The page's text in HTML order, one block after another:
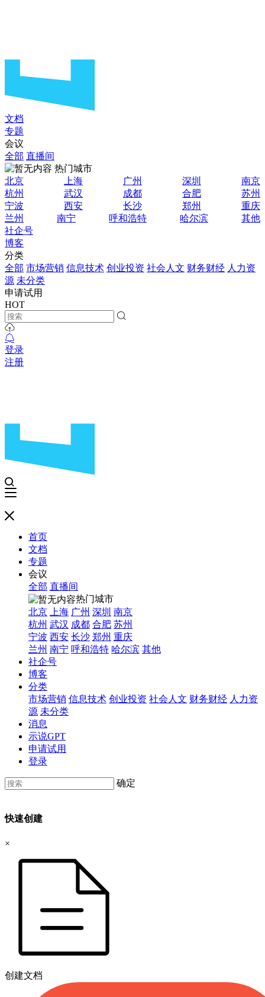
文档
专题
会议
全部 直播间
热门城市
北京
上海 广州 深圳
南京
杭州
武汉 成都 合肥
苏州
宁波
西安 长沙 郑州
重庆
兰州
南宁 呼和浩特 哈尔滨
其他
社企号
博客
分类
全部 市场营销 信息技术 创业投资 社会人文 财务财经 人力资
源 未分类
申请试用
HOT
登录
注册
首页
文档
专题
会议
全部 直播间
热门城市
北京
上海 广州 深圳 南京
杭州 武汉 成都 合肥 苏州
宁波 西安 长沙 郑州 重庆
兰州 南宁 呼和浩特 哈尔滨 其他
社企号
博客
分类
市场营销 信息技术 创业投资 社会人文 财务财经 人力资
源 未分类
消息
示说GPT
申请试用
登录
确定
快速创建
×
创建文档